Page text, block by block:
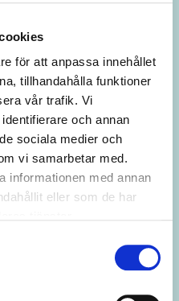
för att anpassa innehållet
tillhandahålla funktioner
vår trafik. Vi
och annan
sociala medier och
vi samarbetar med.
informationen med annan
eller som de har
received
success for everyone
received internships